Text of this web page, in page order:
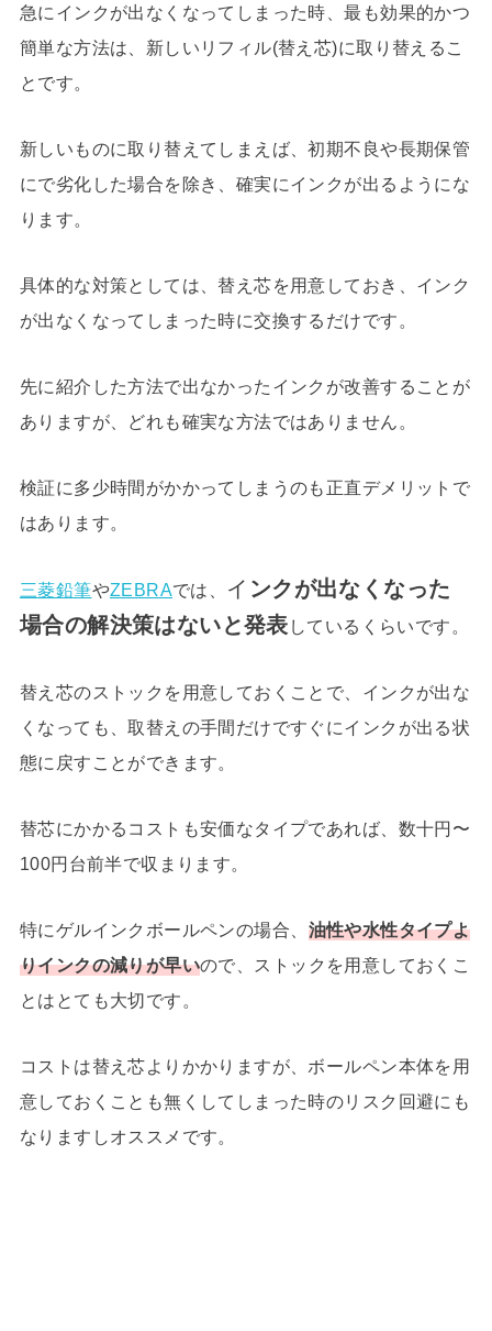
急にインクが出なくなってしまった時、最も効果的かつ
簡単な方法は、新しいリフィル(替え芯)に取り替えるこ
とです。
新しいものに取り替えてしまえば、初期不良や長期保管
にで劣化した場合を除き、確実にインクが出るようにな
ります。
具体的な対策としては、替え芯を用意しておき、インク
が出なくなってしまった時に交換するだけです。
先に紹介した方法で出なかったインクが改善することが
ありますが、どれも確実な方法ではありません。
検証に多少時間がかかってしまうのも正直デメリットで
はあります。
三菱鉛筆やZEBRAでは、 イ ンクが出なくなった
場合の解決策はないと発表 しているくらいです。
替え芯のストックを用意しておくことで、インクが出な
くなっても、取替えの手間だけですぐにインクが出る状
態に戻すことができます。
替芯にかかるコストも安価なタイプであれば、数十円〜
100円台前半で収まります。
特にゲルインクボールペンの場合、 油性や水性タイプよ
りインクの減りが早いので、ストックを用意しておくこ
とはとても大切です。
コストは替え芯よりかかりますが、ボールペン本体を用
意しておくことも無くしてしまった時のリスク回避にも
なりますしオススメです。